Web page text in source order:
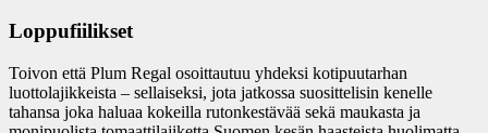
Loppufiilikset
Toivon että Plum Regal osoittautuu yhdeksi kotipuutarhan
luottolajikkeista – sellaiseksi, jota jatkossa suosittelisin kenelle
tahansa joka haluaa kokeilla rutonkestävää sekä maukasta ja